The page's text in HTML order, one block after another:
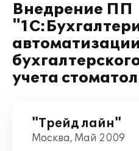
Внедрение ПП
автоматизации
учета
"Трейд лайн"
Москва, Май 2009